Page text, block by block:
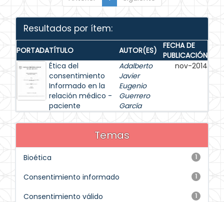
Resultados por ítem:
PORTADATÍTULO AUTOR(ES)
FECHA DE
PUBLICACIÓN
Ética del
consentimiento
Informado en la
relación médico -
paciente
Adalberto
Javier
Eugenio
Guerrero
García
nov-2014
Temas
1
Bioética
1
Consentimiento informado
1
Consentimiento válido